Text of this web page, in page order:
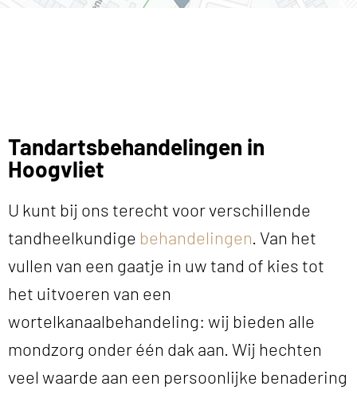
Tandartsbehandelingen in
Hoogvliet
U kunt bij ons terecht voor verschillende
tandheelkundige behandelingen . Van het
vullen van een gaatje in uw tand of kies tot
het uitvoeren van een
wortelkanaalbehandeling: wij bieden alle
mondzorg onder één dak aan. Wij hechten
veel waarde aan een persoonlijke benadering